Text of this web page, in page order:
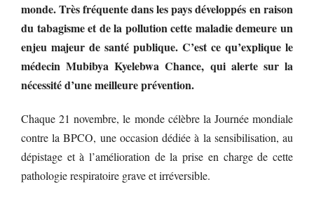
monde. Très fréquente dans les pays développés en raison
du tabagisme et de la pollution cette maladie demeure un
enjeu majeur de santé publique. C’est ce qu’explique le
médecin Mubibya Kyelebwa Chance, qui alerte sur la
nécessité d’une meilleure prévention.
Chaque 21 novembre, le monde célèbre la Journée mondiale
contre la BPCO, une occasion dédiée à la sensibilisation, au
dépistage et à l’amélioration de la prise en charge de cette
pathologie respiratoire grave et irréversible.